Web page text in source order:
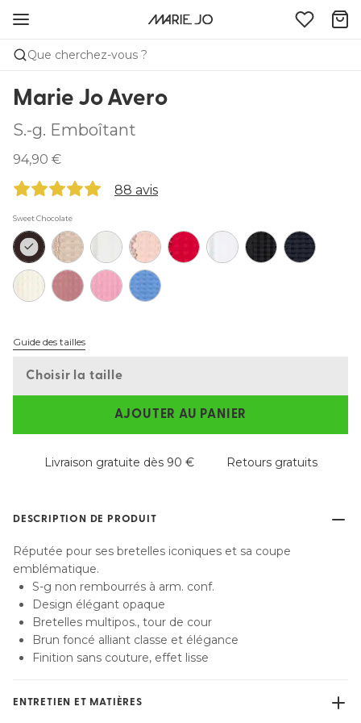
Que cherchez-vous ?
Marie Jo Avero
S.-g. Emboîtant
94,90 €
88 avis
Sweet Chocolate
Guide des tailles
Choisir la taille
AJOUTER AU PANIER
Livraison gratuite dès 90 € Retours gratuits
DESCRIPTION DE PRODUIT
Réputée pour ses bretelles iconiques et sa coupe
emblématique.
S-g non rembourrés à arm. conf.
Design élégant opaque
Bretelles multipos., tour de cour
Brun foncé alliant classe et élégance
Finition sans couture, effet lisse
ENTRETIEN ET MATIÈRES